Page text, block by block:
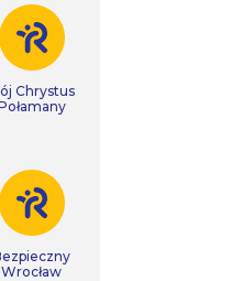
Chrystus
Wrocław